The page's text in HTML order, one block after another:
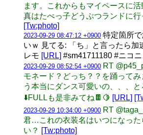
ます。これからもマイペースに
真はたべっ子どうぶつランドに行
[Tw:photo]
2023-09-29 08:47:12 +0900 特定箇所
いｗ 見てる: 「ち」と言ったら加
レモ [URL] #sm41711180 #ニコ
2023-09-29 08:52:54 +0900 RT
モネード？どっち？？を踊って
う本当にダンス可愛いの、、、
⬇️FULLも是非みてね🍫🍋 [URL]
2023-09-29 10:34:00 +0900 RT
君…これの衣装名はいつになった
い？ [Tw:photo]